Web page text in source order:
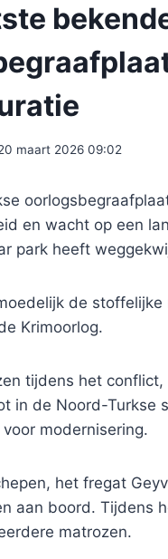
maart 2026 09:02
en wacht op een
park heeft
de
Krimoorlog.
tijdens het
in de Noord-Turkse
modernisering.
het fregat
aan boord. Tijdens
matrozen.